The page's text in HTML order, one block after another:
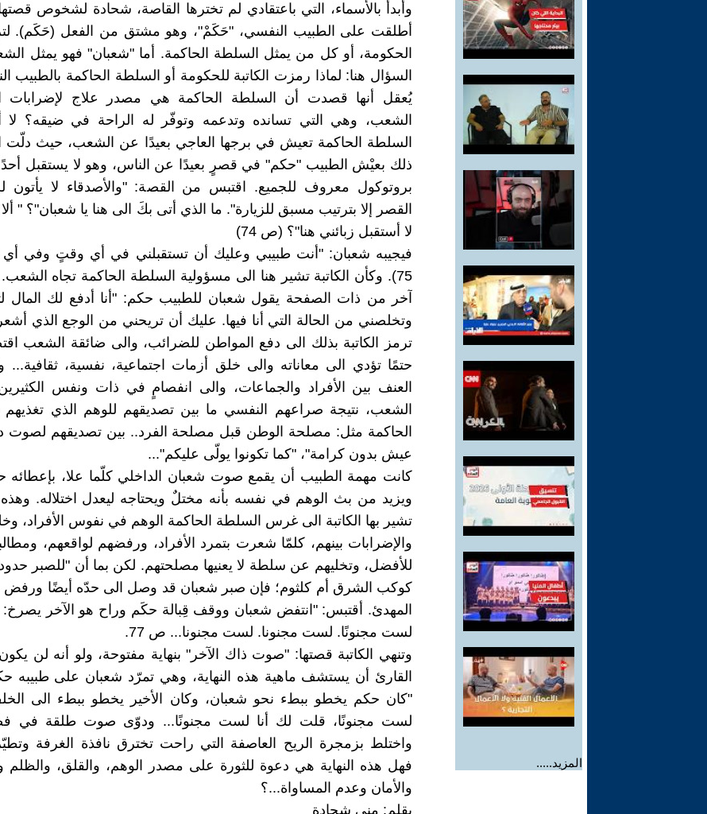
المزيد.....
وأبدأ بالأسماء، التي باعتقادي لم تخترها القاصة، شحادة لشخوص
أطلقت على الطبيب النفسي، "حَكَمْ"، وهو مشتق من الفعل (حَكَم).
الحكومة، أو كل من يمثل السلطة الحاكمة. أما "شعبان" فهو يمثل
السؤال هنا: لماذا رمزت الكاتبة للحكومة أو السلطة الحاكمة بالطبيب
يُعقل أنها قصدت أن السلطة الحاكمة هي مصدر علاج لإضرابات
الشعب، وهي التي تسانده وتدعمه وتوفّر له الراحة في ضيقه؟
السلطة الحاكمة تعيش في برجها العاجي بعيدًا عن الشعب، حيث دلّت
ذلك بعيْش الطبيب "حكم" في قصرٍ بعيدًا عن الناس، وهو لا يستقبل
بروتوكول معروف للجميع. اقتبس من القصة: "والأصدقاء لا يأتون
القصر إلا بترتيب مسبق للزيارة". ما الذي أتى بكَ الى هنا يا شعبان"؟ "
لا أستقبل زبائني هنا"؟ (ص 74)
فيجيبه شعبان: "أنت طبيبي وعليك أن تستقبلني في أي وقتٍ وفي
75). وكأن الكاتبة تشير هنا الى مسؤولية السلطة الحاكمة تجاه
آخر من ذات الصفحة يقول شعبان للطبيب حكم: "أنا أدفع لك المال
وتخلصني من الحالة التي أنا فيها. عليك أن تريحني من الوجع الذي
ترمز الكاتبة بذلك الى دفع المواطن للضرائب، والى ضائقة الشعب
حتمًا تؤدي الى معاناته والى خلق أزمات اجتماعية، نفسية،
العنف بين الأفراد والجماعات، والى انفصامٍ في ذات ونفس
الشعب، نتيجة صراعهم النفسي ما بين تصديقهم للوهم الذي
الحاكمة مثل: مصلحة الوطن قبل مصلحة الفرد.. بين تصديقهم لصوت
عيش بدون كرامة"، "كما تكونوا يولّى عليكم"...
كانت مهمة الطبيب أن يقمع صوت شعبان الداخلي كلّما علا، بإعطائه
ويزيد من بث الوهم في نفسه بأنه مختلٌ ويحتاجه ليعدل اختلاله. وهذه
تشير بها الكاتبة الى غرس السلطة الحاكمة الوهم في نفوس الأفراد،
والإضرابات بينهم، كلمّا شعرت بتمرد الأفراد، ورفضهم لواقعهم،
للأفضل، وتخليهم عن سلطة لا يعنيها مصلحتهم. لكن بما أن "للصبر
كوكب الشرق أم كلثوم؛ فإن صبر شعبان قد وصل الى حدّه أيضًا ورفض
المهدئ. أقتبس: "انتفض شعبان ووقف قِبالة حكَم وراح هو الآخر يصرخ:
لست مجنونًا. لست مجنونا. لست مجنونا... ص 77.
وتنهي الكاتبة قصتها: "صوت ذاك الآخر" بنهاية مفتوحة، ولو أنه لن
القارئ أن يستشف ماهية هذه النهاية، وهي تمرّد شعبان على طبيبه
"كان حكم يخطو ببطء نحو شعبان، وكان الأخير يخطو ببطء الى
لست مجنونًا، قلت لك أنا لست مجنونًا... ودوّى صوت طلقة في
واختلط بزمجرة الريح العاصفة التي راحت تخترق نافذة الغرفة
فهل هذه النهاية هي دعوة للثورة على مصدر الوهم، والقلق، والظلم
والأمان وعدم المساواة...؟
بقلم: منى شحادة